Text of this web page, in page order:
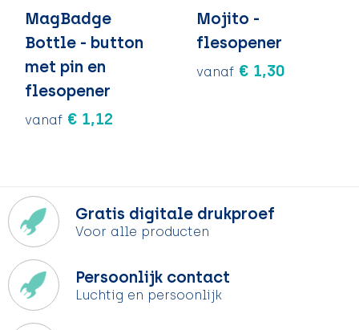
MagBadge
Bottle - button
met pin en
flesopener
vanaf € 1,12
Mojito -
flesopener
vanaf € 1,30
Gratis digitale drukproef
Voor alle producten
Persoonlijk contact
Luchtig en persoonlijk